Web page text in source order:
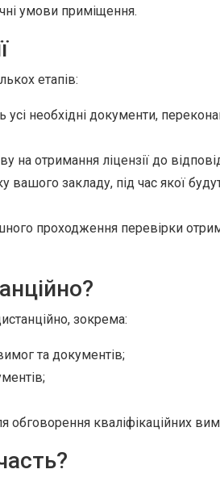
умови приміщення.
етапів:
усі необхідні документи,
на отримання ліцензії до
вашого закладу, під час якої
проходження перевірки
зокрема:
та документів;
обговорення кваліфікаційних